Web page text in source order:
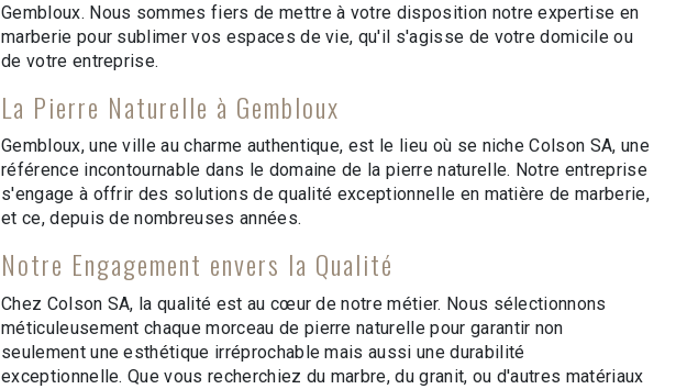
Gembloux. Nous sommes fiers de mettre à votre disposition notre expertise en
marberie pour sublimer vos espaces de vie, qu'il s'agisse de votre domicile ou
de votre entreprise.
La Pierre Naturelle à Gembloux
Gembloux, une ville au charme authentique, est le lieu où se niche Colson SA, une
référence incontournable dans le domaine de la pierre naturelle. Notre entreprise
s'engage à offrir des solutions de qualité exceptionnelle en matière de marberie,
et ce, depuis de nombreuses années.
Notre Engagement envers la Qualité
Chez Colson SA, la qualité est au cœur de notre métier. Nous sélectionnons
méticuleusement chaque morceau de pierre naturelle pour garantir non
seulement une esthétique irréprochable mais aussi une durabilité
exceptionnelle. Que vous recherchiez du marbre, du granit, ou d'autres matériaux